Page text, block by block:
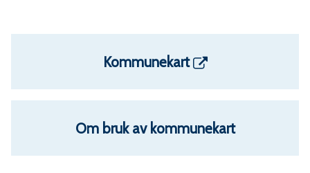
o
m
m
Kommunekart
Om bruk av kommunekart